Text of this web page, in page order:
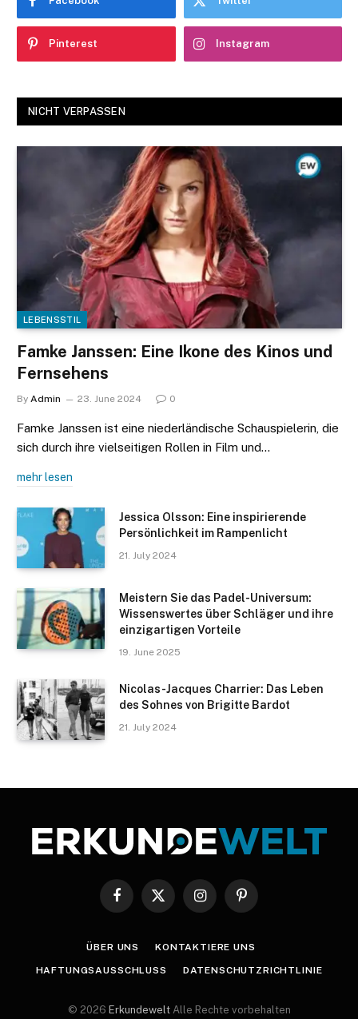
Pinterest Instagram
NICHT VERPASSEN
LEBENSSTIL
Famke Janssen: Eine Ikone des Kinos und
Fernsehens
By Admin 23. June 2024 0
Famke Janssen ist eine niederländische Schauspielerin, die
sich durch ihre vielseitigen Rollen in Film und…
mehr lesen
Jessica Olsson: Eine inspirierende
Persönlichkeit im Rampenlicht
21. July 2024
Meistern Sie das Padel-Universum:
Wissenswertes über Schläger und ihre
einzigartigen Vorteile
19. June 2025
Nicolas-Jacques Charrier: Das Leben
des Sohnes von Brigitte Bardot
21. July 2024
Facebook
X
InstagramPinterest
ÜBER UNS KONTAKTIERE UNS
HAFTUNGSAUSSCHLUSS DATENSCHUTZRICHTLINIE
© 2026 Erkundewelt Alle Rechte vorbehalten